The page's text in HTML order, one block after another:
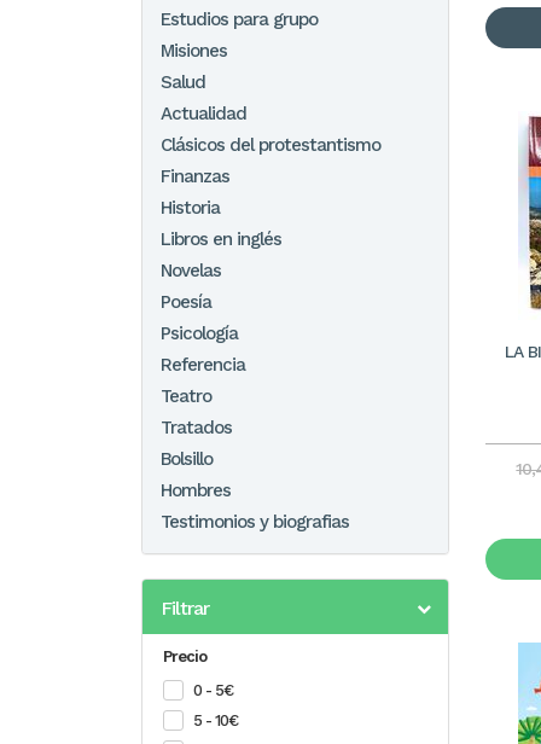
Estudios para grupo
Misiones
Salud
Actualidad
Clásicos del protestantismo
Finanzas
Historia
Libros en inglés
Novelas
Poesía
Psicología
Referencia
Teatro
Tratados
Bolsillo
Hombres
Testimonios y biografias
Filtrar
Precio
0 - 5€
5 - 10€
LA